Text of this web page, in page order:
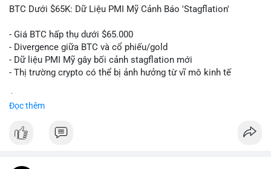
📰 Nguồn: Cointelegraph
BTC Dưới $65K: Dữ Liệu PMI Mỹ Cảnh Báo 'Stagflation'
- Giá BTC hấp thụ dưới $65.000
- Divergence giữa BTC và cổ phiếu/gold
- Dữ liệu PMI Mỹ gây bối cảnh stagflation mới
- Thị trường crypto có thể bị ảnh hưởng từ vĩ mô kinh tế
Đọc thêm